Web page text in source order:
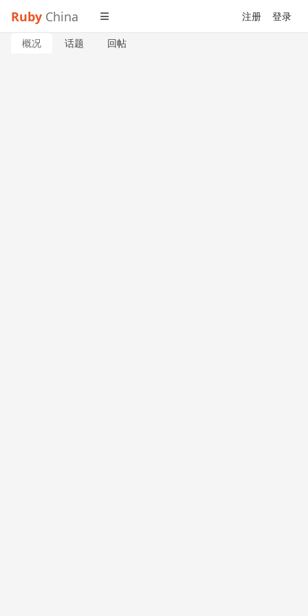
Ruby China 注册 登录
概况 话题 回帖